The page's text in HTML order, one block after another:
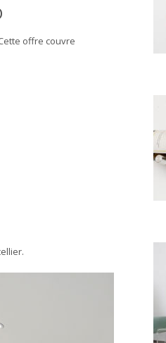
offre couvre